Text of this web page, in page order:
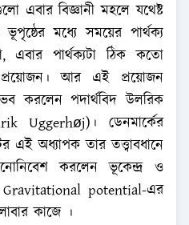
এবার বিজ্ঞানী মহলে যথেষ্ট
মধ্যে সময়ের পার্থক্য
এবার পার্থক্যটা ঠিক কতো
আর এই প্রয়োজন
করলেন পদার্থবিদ উলরিক
Uggerhøj)। ডেনমার্কের
এই অধ্যাপক তার তত্ত্বাবধানে
করলেন ভূকেন্দ্র ও
Gravitational potential-এর
কাজে ।